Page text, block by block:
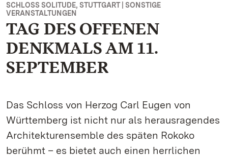
SCHLOSS SOLITUDE, STUTTGART | SONSTIGE
VERANSTALTUNGEN
TAG DES OFFENEN
DENKMALS AM 11.
SEPTEMBER
Das Schloss von Herzog Carl Eugen von
Württemberg ist nicht nur als herausragendes
Architekturensemble des späten Rokoko
berühmt – es bietet auch einen herrlichen